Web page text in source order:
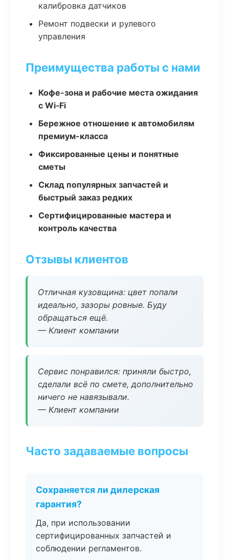
калибровка датчиков
Ремонт подвески и рулевого
управления
Преимущества работы с нами
Кофе-зона и рабочие места ожидания
с Wi‑Fi
Бережное отношение к автомобилям
премиум-класса
Фиксированные цены и понятные
сметы
Склад популярных запчастей и
быстрый заказ редких
Сертифицированные мастера и
контроль качества
Отзывы клиентов
Отличная кузовщина: цвет попали
идеально, зазоры ровные. Буду
обращаться ещё.
— Клиент компании
Сервис понравился: приняли быстро,
сделали всё по смете, дополнительно
ничего не навязывали.
— Клиент компании
Часто задаваемые вопросы
Сохраняется ли дилерская
гарантия?
Да, при использовании
сертифицированных запчастей и
соблюдении регламентов.